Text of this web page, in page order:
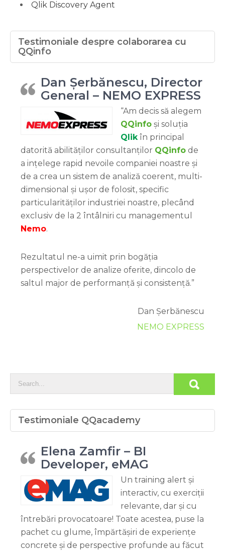
Qlik Discovery Agent
Testimoniale despre colaborarea cu
QQinfo
Dan Șerbănescu, Director
General – NEMO EXPRESS
“Am decis să alegem
QQinfo și soluția
Qlikîn principal
datorită abilităților consultanților QQinfo de
a ințelege rapid nevoile companiei noastre și
de a crea un sistem de analiză coerent, multi-
dimensional și ușor de folosit, specific
particularităților industriei noastre, plecând
exclusiv de la 2 întâlniri cu managementul
Nemo.
Rezultatul ne-a uimit prin bogăția
perspectivelor de analize oferite, dincolo de
saltul major de performanță și consistență.”
Dan Șerbănescu
NEMO EXPRESS
Testimoniale QQacademy
Elena Zamfir – BI
Developer, eMAG
Un training alert și
interactiv, cu exerciții
relevante, dar și cu
întrebări provocatoare! Toate acestea, puse la
pachet cu glume, împărtășiri de experiențe
concrete și de perspective profunde au făcut